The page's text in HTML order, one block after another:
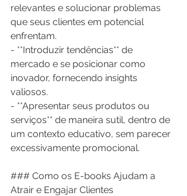
relevantes e solucionar problemas
que seus clientes em potencial
enfrentam.
- **Introduzir tendências** de
mercado e se posicionar como
inovador, fornecendo insights
valiosos.
- **Apresentar seus produtos ou
serviços** de maneira sutil, dentro de
um contexto educativo, sem parecer
excessivamente promocional.
### Como os E-books Ajudam a
Atrair e Engajar Clientes